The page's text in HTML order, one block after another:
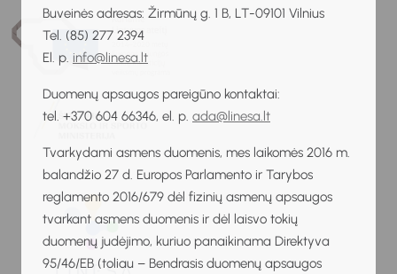
Buveinės adresas: Žirmūnų g. 1 B, LT-09101 Vilnius
Tel. (85) 277 2394
El. p. info@linesa.lt
Duomenų apsaugos pareigūno kontaktai:
tel. +370 604 66346, el. p. ada@linesa.lt
Tvarkydami asmens duomenis, mes laikomės 2016 m.
balandžio 27 d. Europos Parlamento ir Tarybos
reglamento 2016/679 dėl fizinių asmenų apsaugos
tvarkant asmens duomenis ir dėl laisvo tokių
duomenų judėjimo, kuriuo panaikinama Direktyva
95/46/EB (toliau – Bendrasis duomenų apsaugos